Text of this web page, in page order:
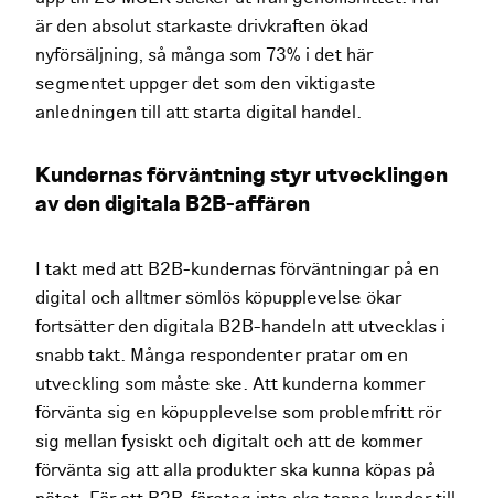
är den absolut starkaste drivkraften ökad
nyförsäljning, så många som 73% i det här
segmentet uppger det som den viktigaste
anledningen till att starta digital handel.
Kundernas förväntning styr utvecklingen
av den digitala B2B-affären
I takt med att B2B-kundernas förväntningar på en
digital och alltmer sömlös köpupplevelse ökar
fortsätter den digitala B2B-handeln att utvecklas i
snabb takt. Många respondenter pratar om en
utveckling som måste ske. Att kunderna kommer
förvänta sig en köpupplevelse som problemfritt rör
sig mellan fysiskt och digitalt och att de kommer
förvänta sig att alla produkter ska kunna köpas på